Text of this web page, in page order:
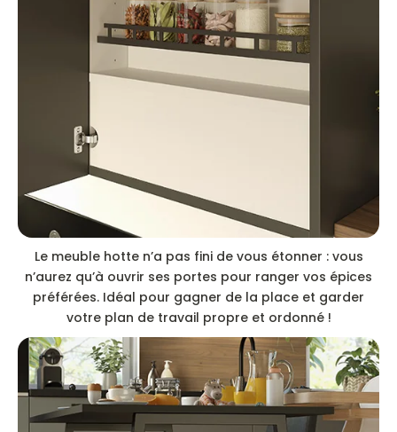
Le meuble hotte n’a pas fini de vous étonner : vous
n’aurez qu’à ouvrir ses portes pour ranger vos épices
préférées. Idéal pour gagner de la place et garder
votre plan de travail propre et ordonné !